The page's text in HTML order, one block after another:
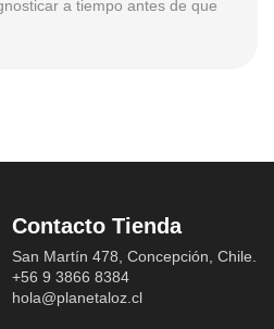
a tiempo antes de que
Contacto Tienda
San Martín 478, Concepción, Chile.
+56 9 3866 8384
hola@planetaloz.cl